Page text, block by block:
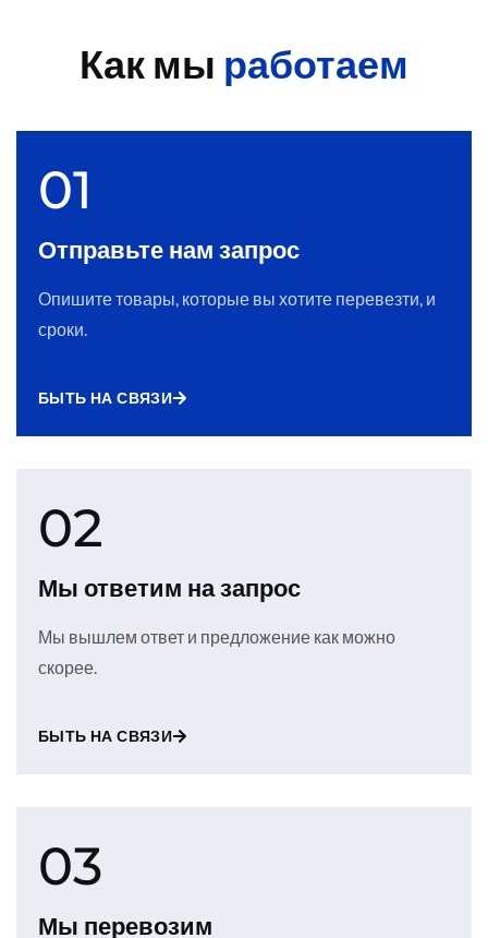
Как мы работаем
01
Отправьте нам запрос
Опишите товары, которые вы хотите перевезти, и
сроки.
БЫТЬ НА СВЯЗИ
02
Мы ответим на запрос
Мы вышлем ответ и предложение как можно
скорее.
БЫТЬ НА СВЯЗИ
03
Мы перевозим